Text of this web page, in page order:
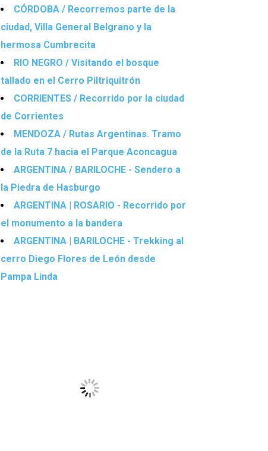
CÓRDOBA / Recorremos parte de la
ciudad, Villa General Belgrano y la
hermosa Cumbrecita
RIO NEGRO / Visitando el bosque
tallado en el Cerro Piltriquitrón
CORRIENTES / Recorrido por la ciudad
de Corrientes
MENDOZA / Rutas Argentinas. Tramo
de la Ruta 7 hacia el Parque Aconcagua
ARGENTINA / BARILOCHE - Sendero a
la Piedra de Hasburgo
ARGENTINA | ROSARIO - Recorrido por
el monumento a la bandera
ARGENTINA | BARILOCHE - Trekking al
cerro Diego Flores de León desde
Pampa Linda